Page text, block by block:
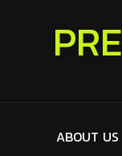
PRE
ABOUT US